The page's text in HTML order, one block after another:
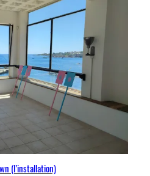
(l’installation)